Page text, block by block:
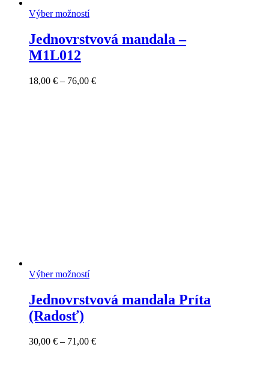
Výber možností
Jednovrstvová mandala –
M1L012
18,00 € – 76,00 €Price
Výber možností
Jednovrstvová mandala Príta
(Radosť)
30,00 € – 71,00 €Price